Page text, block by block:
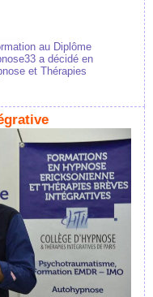
au Diplôme
a décidé en
et Thérapies